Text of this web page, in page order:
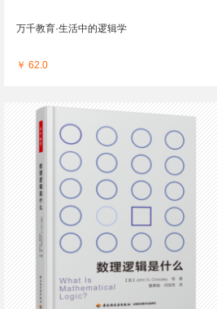
万千教育·生活中的逻辑学
￥ 62.0